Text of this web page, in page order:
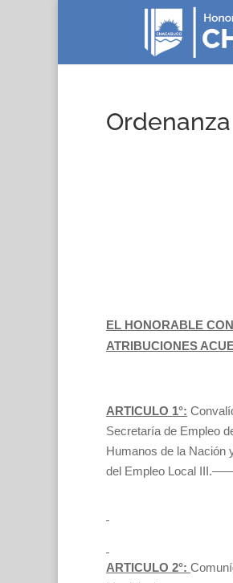
EL HONORABLE
ATRIBUCIONES
ARTICULO 1°:
Secretaría de Empleo
Humanos de la Nación
del Empleo
ARTICULO 2°: